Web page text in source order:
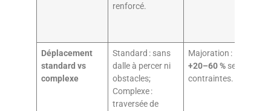
renforcé.
Déplacement
standard vs
complexe
Standard : sans
dalle à percer ni
obstacles;
Complexe :
traversée de
Majoration :
+20–60 % selon
contraintes.